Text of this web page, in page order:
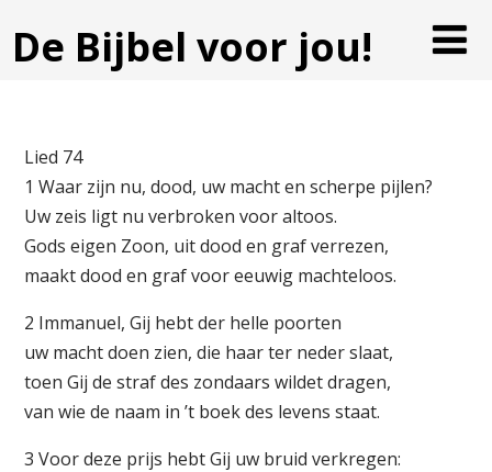
De Bijbel voor jou!
Lied 74
1 Waar zijn nu, dood, uw macht en scherpe pijlen?
Uw zeis ligt nu verbroken voor altoos.
Gods eigen Zoon, uit dood en graf verrezen,
maakt dood en graf voor eeuwig machteloos.
2 Immanuel, Gij hebt der helle poorten
uw macht doen zien, die haar ter neder slaat,
toen Gij de straf des zondaars wildet dragen,
van wie de naam in ’t boek des levens staat.
3 Voor deze prijs hebt Gij uw bruid verkregen: